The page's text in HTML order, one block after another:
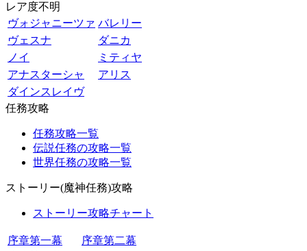
レア度不明
ヴォジャニーツァ バレリー
ヴェスナ
ダニカ
ノイ
ミティヤ
アナスターシャ
アリス
ダインスレイヴ
任務攻略
任務攻略一覧
伝説任務の攻略一覧
世界任務の攻略一覧
ストーリー(魔神任務)攻略
ストーリー攻略チャート
序章第一幕
序章第二幕